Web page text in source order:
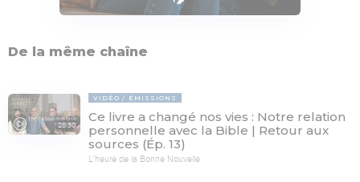
De la même chaîne
28:30
VIDÉO ÉMISSIONS
Ce livre a changé nos vies : Notre relation
personnelle avec la Bible | Retour aux
sources (Ép. 13)
L'heure de la Bonne Nouvelle